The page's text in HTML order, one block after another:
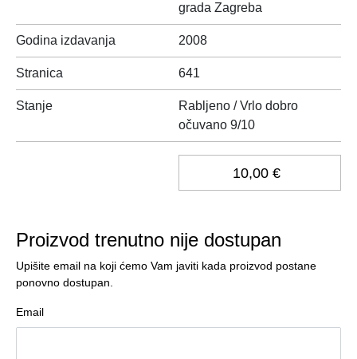
grada Zagreba
Godina izdavanja 2008
Stranica 641
Stanje
Rabljeno / Vrlo dobro
očuvano 9/10
10,00 €
Proizvod trenutno nije dostupan
Upišite email na koji ćemo Vam javiti kada proizvod postane
ponovno dostupan.
Email